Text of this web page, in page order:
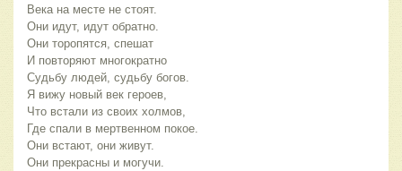
Века на месте не стоят.
Они идут, идут обратно.
Они торопятся, спешат
И повторяют многократно
Судьбу людей, судьбу богов.
Я вижу новый век героев,
Что встали из своих холмов,
Где спали в мертвенном покое.
Они встают, они живут.
Они прекрасны и могучи.